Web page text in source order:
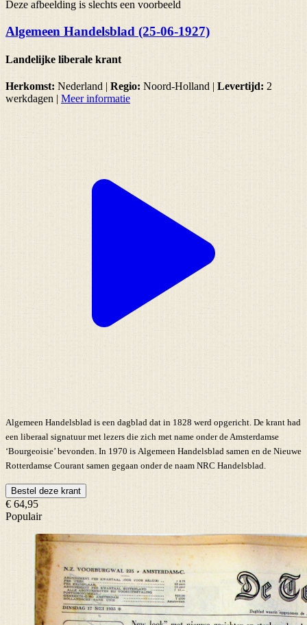
Deze afbeelding is slechts een voorbeeld
Algemeen Handelsblad (25-06-1927)
Landelijke liberale krant
Herkomst: Nederland | Regio: Noord-Holland | Levertijd: 2
werkdagen | Meer informatie
Algemeen Handelsblad is een dagblad dat in 1828 werd opgericht. De krant had
een liberaal signatuur met lezers die zich met name onder de Amsterdamse
‘Bourgeoisie’ bevonden. In 1970 is Algemeen Handelsblad samen en de Nieuwe
Rotterdamse Courant samen gegaan onder de naam NRC Handelsblad.
Bestel deze krant
€ 64,95
Populair